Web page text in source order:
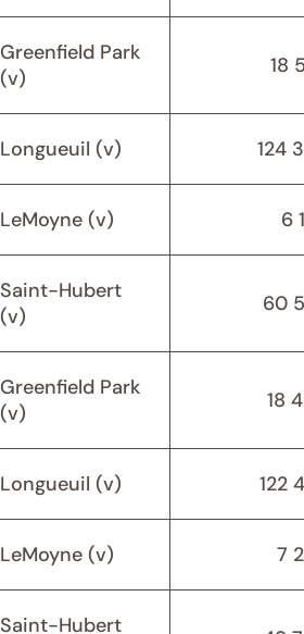
Greenfield Park
(v)
18
Longueuil (v) 124
LeMoyne (v) 6
Saint-Hubert
(v)
60
Greenfield Park
(v)
18
Longueuil (v) 122
LeMoyne (v) 7
Saint-Hubert